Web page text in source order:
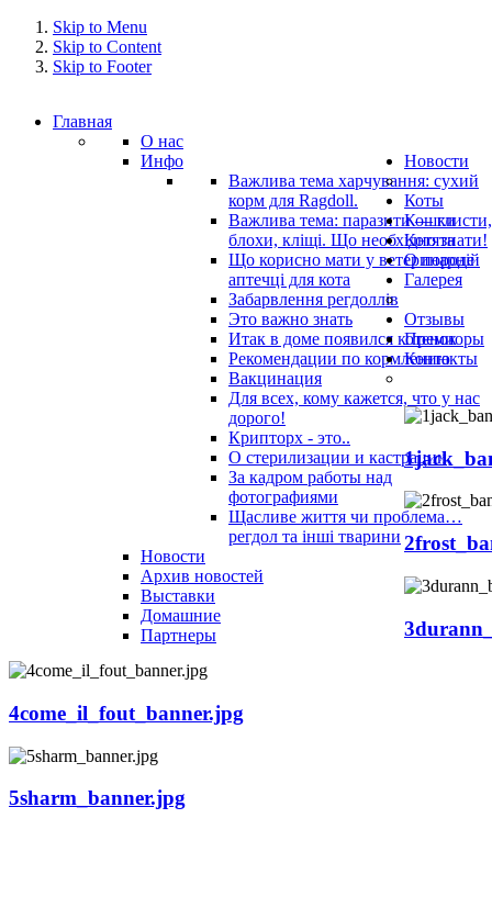
Skip to Menu
Skip to Content
Skip to Footer
Главная
О нас
Инфо
Важлива тема харчування: сухий
корм для Ragdoll.
Важлива тема: паразити — глисти,
блохи, кліщі. Що необхідно знати!
Що корисно мати у ветеринарнiй
аптечцi для кота
Забарвлення регдоллів
Это важно знать
Итак в доме появился котенок
Рекомендации по кормлению
Вакцинация
Для всех, кому кажется, что у нас
дорого!
Крипторх - это..
О стерилизации и кастрации
За кадром работы над
фотографиями
Щасливе життя чи проблема…
регдол та інші тварини
Новости
Новости
Архив новостей
Коты
Кошки
Котята
О породе
Галерея
Выставки
Домашние
Отзывы
Премиоры
Контакты
Партнеры
4come_il_fout_banner.jpg
5sharm_banner.jpg